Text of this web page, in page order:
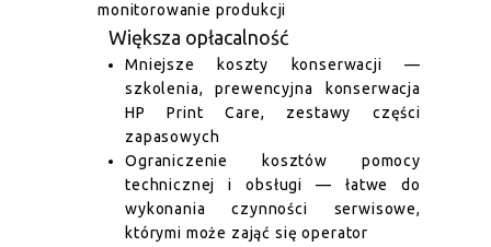
monitorowanie produkcji
Większa opłacalność
Mniejsze koszty konserwacji —
szkolenia, prewencyjna konserwacja
HP Print Care, zestawy części
zapasowych
Ograniczenie kosztów pomocy
technicznej i obsługi — łatwe do
wykonania czynności serwisowe,
którymi może zająć się operator